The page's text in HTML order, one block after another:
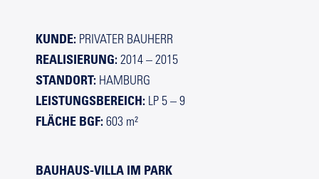
KUNDE: PRIVATER BAUHERR
REALISIERUNG: 2014 – 2015
STANDORT: HAMBURG
LEISTUNGSBEREICH: LP 5 – 9
FLÄCHE BGF: 603 m²
BAUHAUS-VILLA IM PARK